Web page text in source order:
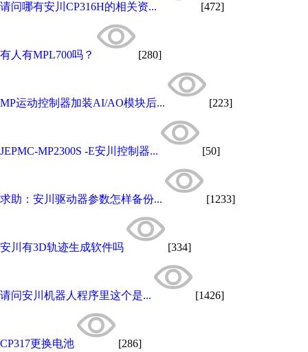
请问哪有安川CP316H的相关资... [472]
有人有MPL700吗？ [280]
MP运动控制器加装AI/AO模块后... [223]
JEPMC-MP2300S -E安川控制器... [50]
求助：安川驱动器参数怎样备份... [1233]
安川有3D轨迹生成软件吗 [334]
请问安川机器人程序里这个是... [1426]
CP317更换电池 [286]